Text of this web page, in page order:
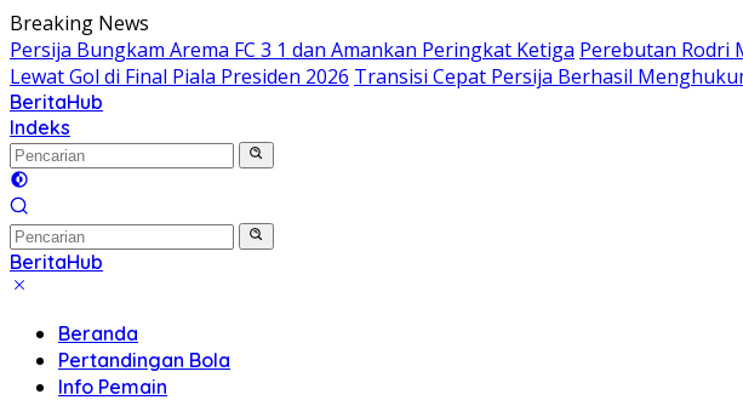
Langsung
ke
konten
Breaking News
Persija Bungkam Arema FC 3 1 dan Amankan Peringkat Ketiga Perebutan Rodri
Lewat Gol di Final Piala Presiden 2026 Transisi Cepat Persija Berhasil
BeritaHub
Indeks
BeritaHub
Beranda
Pertandingan Bola
Info Pemain